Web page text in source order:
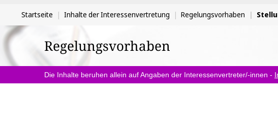
Sie
befinden
sich
hier:
Startseite Inhalte der Interessenvertretung Regelungsvorhaben
Regelungsvorhaben
Die Inhalte beruhen allein auf Angaben der Interessenvertreter/-innen -